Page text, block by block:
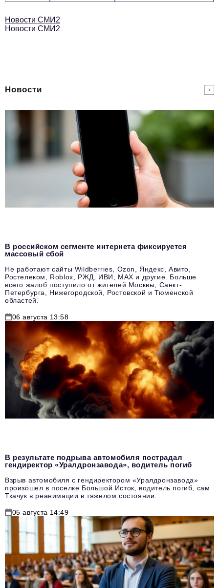
Новости СМИ2
Новости СМИ2
Новости
В российском сегменте интернета фиксируется
массовый сбой
Не работают сайты Wildberries, Ozon, Яндекс, Авито,
Ростелеком, Roblox, РЖД, ИВИ, MAX и другие. Больше
всего жалоб поступило от жителей Москвы, Санкт-
Петербурга, Нижегородской, Ростовской и Тюменской
областей.
06 августа 13:58
В результате подрыва автомобиля пострадал
гендиректор «Уралдронзавода», водитель погиб
Взрыв автомобиля с гендиректором «Уралдронзавода»
произошел в поселке Большой Исток, водитель погиб, сам
Ткачук в реанимации в тяжелом состоянии.
05 августа 14:49